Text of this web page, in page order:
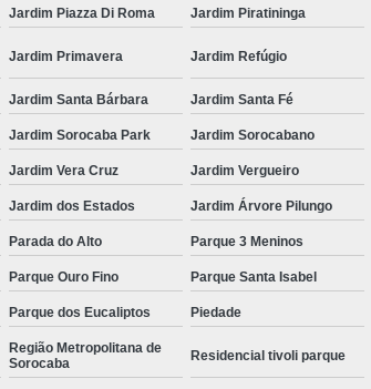
Jardim Piazza Di Roma Jardim Piratininga
Jardim Primavera Jardim Refúgio
Jardim Santa Bárbara Jardim Santa Fé
Jardim Sorocaba Park Jardim Sorocabano
Jardim Vera Cruz Jardim Vergueiro
Jardim dos Estados Jardim Árvore Pilungo
Parada do Alto Parque 3 Meninos
Parque Ouro Fino Parque Santa Isabel
Parque dos Eucaliptos Piedade
Região Metropolitana de
Sorocaba
Residencial tivoli parque